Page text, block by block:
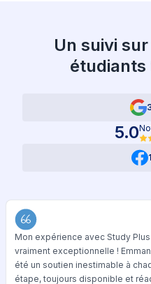
Un suivi
5.0
Mon expérience avec Study
vraiment exceptionnelle !
été un soutien inestimable à
étape, toujours disponible et